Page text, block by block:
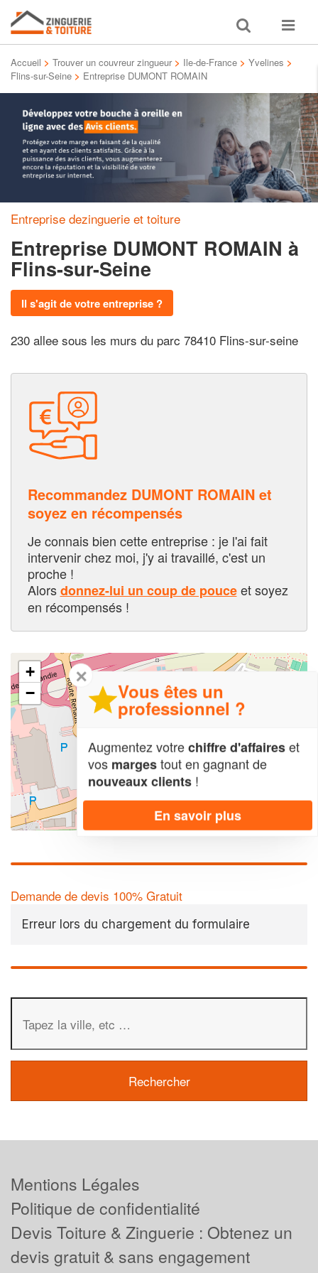
Toggle
search
Toggle
Accueil > Trouver un couvreur zingueur > Ile-de-France > Yvelines >
Flins-sur-Seine > Entreprise DUMONT ROMAIN
Entreprise dezinguerie et toiture
Entreprise DUMONT ROMAIN à
Flins-sur-Seine
Il s'agit de votre entreprise ?
230 allee sous les murs du parc 78410 Flins-sur-seine
Recommandez DUMONT ROMAIN et
soyez en récompensés
Je connais bien cette entreprise : je l'ai fait
intervenir chez moi, j'y ai travaillé, c'est un
proche !
Alorsdonnez-lui un coup de pouceet soyez
en récompensés !
+
−
OpenStreetMap contributors,
Demande de devis 100% Gratuit
Erreur lors du chargement du formulaire
✕
Vous êtes un
professionnel ?
Augmentez votrechiffre d'affaireset
vos margestout en gagnant de
nouveaux clients !
En savoir plus
Mentions Légales
Politique de confidentialité
Devis Toiture & Zinguerie : Obtenez un
devis gratuit & sans engagement